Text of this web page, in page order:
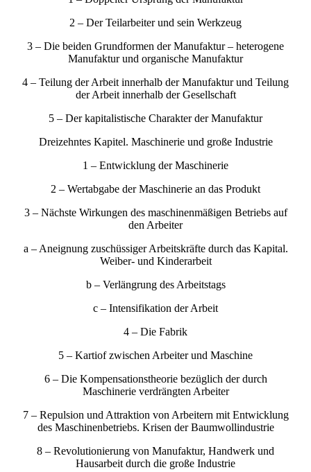
2 – Der Teilarbeiter und sein Werkzeug
3 – Die beiden Grundformen der Manufaktur – heterogene
Manufaktur und organische Manufaktur
4 – Teilung der Arbeit innerhalb der Manufaktur und Teilung
der Arbeit innerhalb der Gesellschaft
5 – Der kapitalistische Charakter der Manufaktur
Dreizehntes Kapitel. Maschinerie und große Industrie
1 – Entwicklung der Maschinerie
2 – Wertabgabe der Maschinerie an das Produkt
3 – Nächste Wirkungen des maschinenmäßigen Betriebs auf
den Arbeiter
a – Aneignung zuschüssiger Arbeitskräfte durch das Kapital.
Weiber- und Kinderarbeit
b – Verlängrung des Arbeitstags
c – Intensifikation der Arbeit
4 – Die Fabrik
5 – Kartiof zwischen Arbeiter und Maschine
6 – Die Kompensationstheorie bezüglich der durch
Maschinerie verdrängten Arbeiter
7 – Repulsion und Attraktion von Arbeitern mit Entwicklung
des Maschinenbetriebs. Krisen der Baumwollindustrie
8 – Revolutionierung von Manufaktur, Handwerk und
Hausarbeit durch die große Industrie